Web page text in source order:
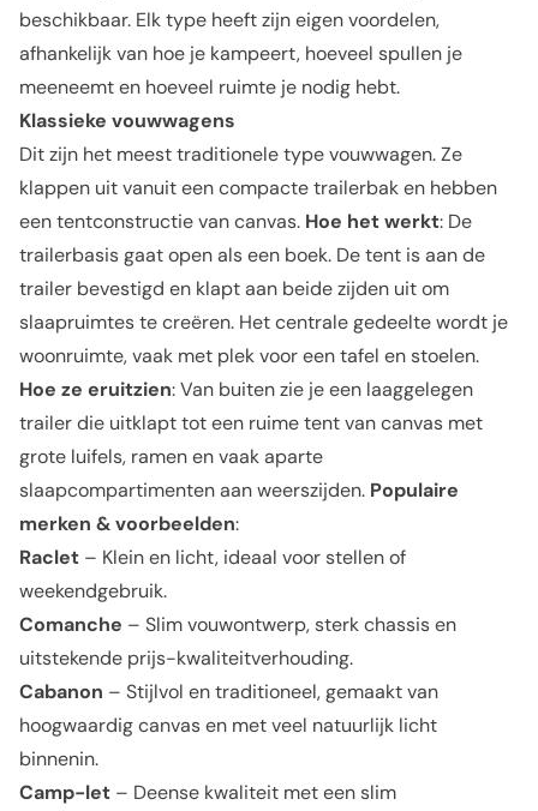
beschikbaar. Elk type heeft zijn eigen voordelen,
afhankelijk van hoe je kampeert, hoeveel spullen je
meeneemt en hoeveel ruimte je nodig hebt.
Klassieke vouwwagens
Dit zijn het meest traditionele type vouwwagen. Ze
klappen uit vanuit een compacte trailerbak en hebben
een tentconstructie van canvas. Hoe het werkt: De
trailerbasis gaat open als een boek. De tent is aan de
trailer bevestigd en klapt aan beide zijden uit om
slaapruimtes te creëren. Het centrale gedeelte wordt je
woonruimte, vaak met plek voor een tafel en stoelen.
Hoe ze eruitzien: Van buiten zie je een laaggelegen
trailer die uitklapt tot een ruime tent van canvas met
grote luifels, ramen en vaak aparte
slaapcompartimenten aan weerszijden. Populaire
merken & voorbeelden:
Raclet – Klein en licht, ideaal voor stellen of
weekendgebruik.
Comanche – Slim vouwontwerp, sterk chassis en
uitstekende prijs-kwaliteitverhouding.
Cabanon – Stijlvol en traditioneel, gemaakt van
hoogwaardig canvas en met veel natuurlijk licht
binnenin.
Camp-let – Deense kwaliteit met een slim